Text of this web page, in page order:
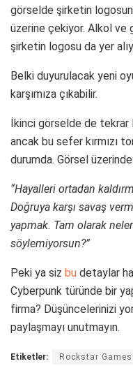
görselde şirketin
üzerine çekiyor. Alkol ve
şirketin logosu da yer
Belki duyurulacak yeni
karşımıza çıkabilir.
İkinci görselde de tekrar
ancak bu sefer kırmızı
durumda. Görsel
“Hayalleri ortadan
Doğruya karşı savaş
yapmak. Tam olarak
söylemiyorsun?”
Peki ya siz bu detaylar
Cyberpunk türünde bir
firma? Düşüncelerinizi
paylaşmayı unutmayın.
Etiketler: Rockstar Games